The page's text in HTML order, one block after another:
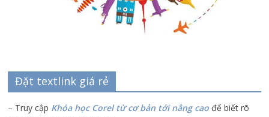
Đặt textlink giá rẻ
– Truy cập Khóa học Corel từ cơ bản tới nâng cao để biết rõ